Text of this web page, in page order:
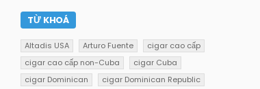
TỪ KHOÁ
Altadis USA Arturo Fuente
cigar cao cấp
cigar cao cấp non-Cuba
cigar Cuba
cigar Dominican
cigar Dominican Republic